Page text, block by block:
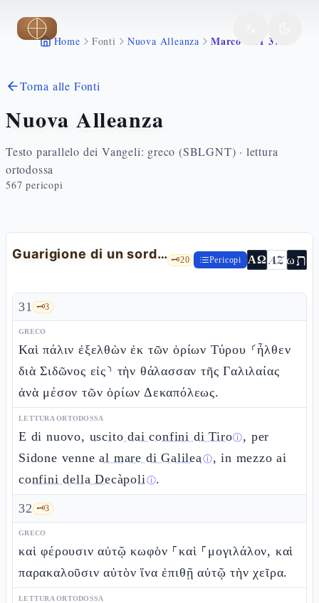
Vai al contenuto principale
Home Fonti Nuova Alleanza Marco 7 31 37
Torna alle Fonti
Nuova Alleanza
Testo parallelo dei Vangeli: greco (SBLGNT) · lettura
ortodossa
567 pericopi
Guarigione di un sordomuto 🗝️20 Pericopi ΑΩ AZωת
31 🗝️3
GRECO
Καὶ πάλιν ἐξελθὼν ἐκ τῶν ὁρίων Τύρου ⸂ἦλθεν
διὰ Σιδῶνος εἰς⸃ τὴν θάλασσαν τῆς Γαλιλαίας
ἀνὰ μέσον τῶν ὁρίων Δεκαπόλεως.
LETTURA ORTODOSSA
E di nuovo, uscito dai confini di Tiroⓘ, per
Sidone venneal mare di Galileaⓘ, in mezzo ai
confini della Decàpoliⓘ.
32 🗝️3
GRECO
καὶ φέρουσιν αὐτῷ κωφὸν ⸀καὶ ⸀μογιλάλον, καὶ
παρακαλοῦσιν αὐτὸν ἵνα ἐπιθῇ αὐτῷ τὴν χεῖρα.
LETTURA ORTODOSSA